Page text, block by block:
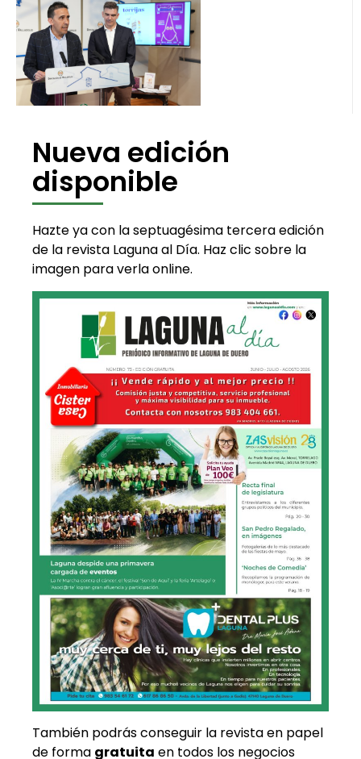
Nueva edición
disponible
Hazte ya con la septuagésima tercera edición
de la revista Laguna al Día. Haz clic sobre la
imagen para verla online.
También podrás conseguir la revista en papel
de forma gratuita en todos los negocios